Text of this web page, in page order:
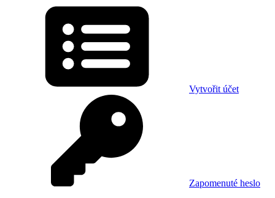
Vytvořit účet
Zapomenuté heslo